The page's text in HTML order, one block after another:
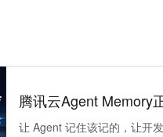
腾讯云Agent Memory
让 Agent 记住该记的，让开